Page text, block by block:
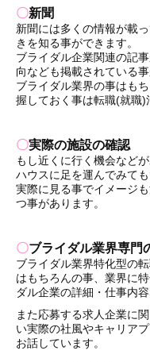
〇新聞
新聞には多くの情報が載
きを知る事ができます。
ブライダル企業関連の記
向なども掲載されている事
ブライダル業界の事はも
握しておく事は転職(就職)
〇実際の施設の確認
もし近くに行く機会など
ハウスに足を運んでみて
実際に見る事でイメージ
つ事があります。
〇ブライダル業界専門
ブライダル業界特化型の
はもちろんの事、業界に
ダル企業の詳細・仕事内
また応募する求人企業に
い実際の社風やキャリア
お話しています。